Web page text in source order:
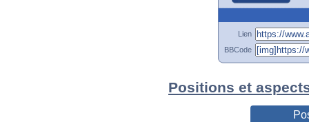
Lien
BBCode
Positions et